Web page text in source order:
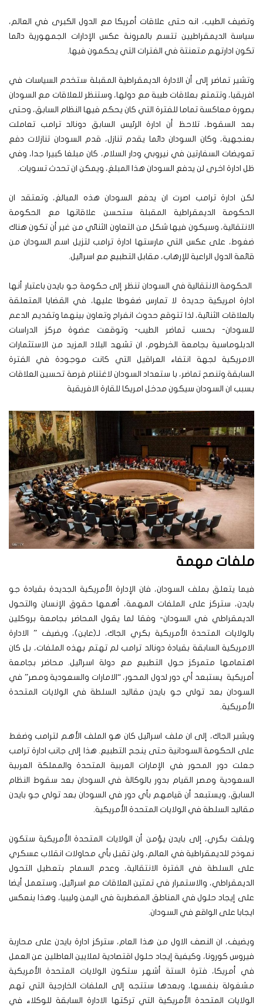
وتضيف الطيب، انه حتى علاقات أمريكا مع الدول الكبرى في العالم،
سياسة الديمقراطيين تتسم بالمرونة عكس الإدارات الجمهورية دائما
تكون ادارتهم متعنتة في الفترات التي يحكمون فيها.
وتشير تماضر إلى أن الادارة الديمقراطية المقبلة ستخدم السياسات في
افريقيا، وتتمتع بعلاقات طيبة مع دولها، وستنظر للعلاقات مع السودان
بصورة معاكسة تماما للفترة التي كان يحكم فيها النظام السابق، وحتى
بعد السقوط، تلاحظ أن ادارة الرئيس السابق دونالد ترامب تعاملت
بعنجهية، وكان السودان دائما يقدم تنازل، قدم السودان تنازلات دفع
تعويضات السفارتين في نيروبي ودار السلام، كان مبلغا كبيرا جدا، وفي
ظل ادارة اخرى لن يدفع السودان هذا المبلغ، ويمكن ان تحدث تسويات.
لكن ادارة ترامب اصرت ان يدفع السودان هذه المبالغ، وتعتقد ان
الحكومة الديمقراطية المقبلة ستحسن علاقاتها مع الحكومة
الانتقالية، وسيكون فيها شكل من التعاون الثنائي من غير أن تكون هناك
ضغوط، على عكس التي مارستها ادارة ترامب لتزيل اسم السودان من
قائمة الدول الراعية للإرهاب، مقابل التطبيع مع اسرائيل.
الحكومة الانتقالية في السودان تنظر إلى حكومة جو بايدن باعتبار أنها
ادارة امريكية جديدة لا تمارس ضغوطا عليها، في القضايا المتعلقة
بالعلاقات الثنائية، لذا تتوقع حدوث انفراج وتعاون بينهما وتقديم الدعم
للسودان- بحسب تماضر الطيب- وتوقعت عضوة مركز الدراسات
الدبلوماسية بجامعة الخرطوم، ان تشهد البلاد المزيد من الاستثمارات
الامريكية لجهة انتفاء العراقيل التي كانت موجودة في الفترة
السابقة.وتنصح تماضر، با ستعداد السودان لاغتنام فرصة تحسين العلاقات
بسبب ان السودان سيكون مدخل امريكا للقارة الافريقية
ملفات مهمة
فيما يتعلق بملف السودان، فان الإدارة الأمريكية الجديدة بقيادة جو
بايدن، ستركز على الملفات المهمة، أهمها حقوق الإنسان والتحول
الديمقراطي في السودان- وفقا لما يقول المحاضر بجامعة بروكلين
بالولايات المتحدة الأمريكية بكري الجاك، لـ(عاين)، ويضيف ” الادارة
الامريكية السابقة بقيادة دونالد ترامب لم تهتم بهذه الملفات، بل كان
اهتمامها متمركز حول التطبيع مع دولة اسرائيل. محاضر بجامعة
أمريكية يستبعد أي دور لدول المحور، “الامارات والسعودية ومصر” في
السودان بعد تولي جو بايدن مقاليد السلطة في الولايات المتحدة
الأمريكية.
ويشير الجاك، إلى ان ملف اسرائيل كان هو الملف الأهم لترامب وضغط
على الحكومة السودانية حتى ينجح التطبيع. هذا إلى جانب ادارة ترامب
جعلت دور المحور في الإمارات العربية المتحدة والمملكة العربية
السعودية ومصر القيام بدور بالوكالة في السودان بعد سقوط النظام
السابق، ويستبعد أن قيامهم بأي دور في السودان بعد تولي جو بايدن
مقاليد السلطة في الولايات المتحدة الأمريكية.
ويلفت بكري، إلى بايدن يؤمن أن الولايات المتحدة الأمريكية ستكون
نموذج للديمقراطية في العالم، ولن تقبل بأي محاولات انقلاب عسكري
على السلطة في الفترة الانتقالية، وعدم السماح بتعطيل التحول
الديمقراطي، والاستمرار في تمتين العلاقات مع اسرائيل، وستعمل أيضا
على إيجاد حلول في المناطق المضطربة في اليمن وليبيا، وهذا ينعكس
ايجابا على الواقع في السودان.
ويضيف، ان النصف الاول من هذا العام، ستركز ادارة بايدن على محاربة
فيروس كورونا، وكيفية إيجاد حلول اقتصادية لملايين العاطلين عن العمل
في أمريكا، فترة الستة أشهر ستكون الولايات المتحدة الأمريكية
مشغولة بنفسها، وبعدها ستتجه إلى الملفات الخارجية التي تهم
الولايات المتحدة الأمريكية التي تركتها الادارة السابقة للوكلاء في